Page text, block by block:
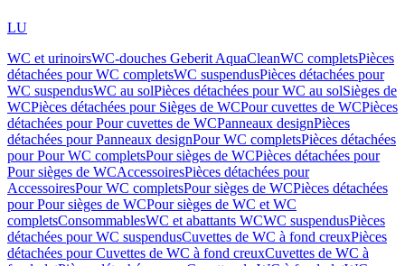
LU
WC et urinoirsWC-douches Geberit AquaCleanWC completsPièces
détachées pour WC completsWC suspendusPièces détachées pour
WC suspendusWC au solPièces détachées pour WC au solSièges de
WCPièces détachées pour Sièges de WCPour cuvettes de WCPièces
détachées pour Pour cuvettes de WCPanneaux designPièces
détachées pour Panneaux designPour WC completsPièces détachées
pour Pour WC completsPour sièges de WCPièces détachées pour
Pour sièges de WCAccessoiresPièces détachées pour
AccessoiresPour WC completsPour sièges de WCPièces détachées
pour Pour sièges de WCPour sièges de WC et WC
completsConsommablesWC et abattants WCWC suspendusPièces
détachées pour WC suspendusCuvettes de WC à fond creuxPièces
détachées pour Cuvettes de WC à fond creuxCuvettes de WC à